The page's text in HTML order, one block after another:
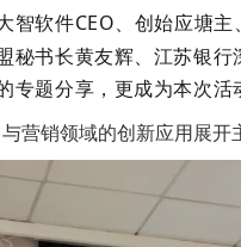
智软件CEO、创始应塘主
秘书长黄友辉、江苏银
专题分享，更成为本次活
营销领域的创新应用展开